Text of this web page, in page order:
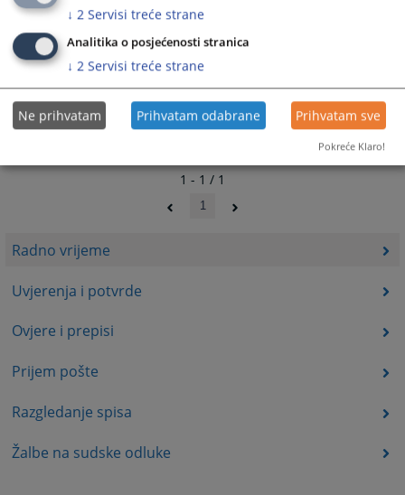
Radno vrijeme
Uvjerenja i potvrde
Ovjere i prepisi
Prijem pošte
Razgledanje spisa
Žalbe na sudske odluke
1 - 1 / 1
1
↓ 2 Servisi treće strane
Analitika o posjećenosti stranica
↓ 2 Servisi treće strane
Ne prihvatam Prihvatam odabrane Prihvatam sve
Pokreće Klaro!